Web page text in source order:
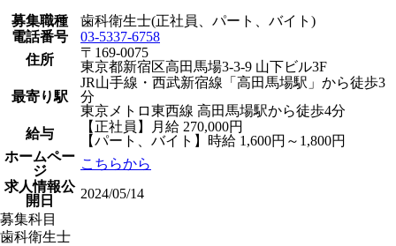
募集職種
歯科衛生士(正社員、パート、バイト)
電話番号
03-5337-6758
住所
〒169-0075
東京都新宿区高田馬場3-3-9 山下ビル3F
最寄り駅
JR山手線・西武新宿線「高田馬場駅」から徒歩3
分
東京メトロ東西線 高田馬場駅から徒歩4分
給与
【正社員】月給 270,000円
【パート、バイト】時給 1,600円～1,800円
ホームペー
ジ
こちらから
求人情報公
開日
2024/05/14
募集科目
歯科衛生士